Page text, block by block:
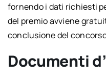
fornendo i dati richiesti
del premio avviene
conclusione del
Documenti